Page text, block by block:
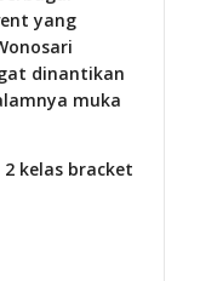
yang
dinantikan
muka
kelas bracket